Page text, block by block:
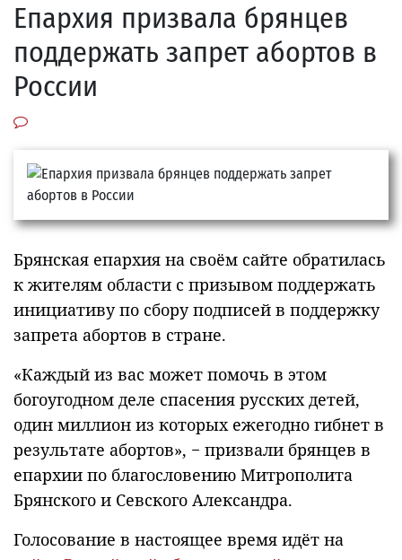
Епархия призвала брянцев
поддержать запрет абортов в
России
Брянская епархия на своём сайте обратилась
к жителям области с призывом поддержать
инициативу по сбору подписей в поддержку
запрета абортов в стране.
«Каждый из вас может помочь в этом
богоугодном деле спасения русских детей,
один миллион из которых ежегодно гибнет в
результате абортов», − призвали брянцев в
епархии по благословению Митрополита
Брянского и Севского Александра.
Голосование в настоящее время идёт на